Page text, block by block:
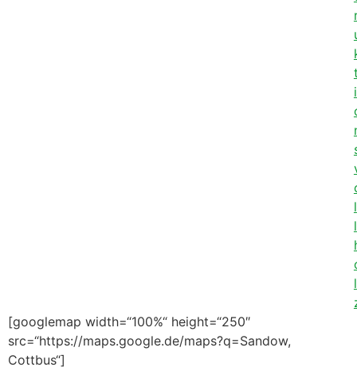
i
l
l
l
[googlemap width=“100%“ height=“250″
src=“https://maps.google.de/maps?q=Sandow,
Cottbus“]